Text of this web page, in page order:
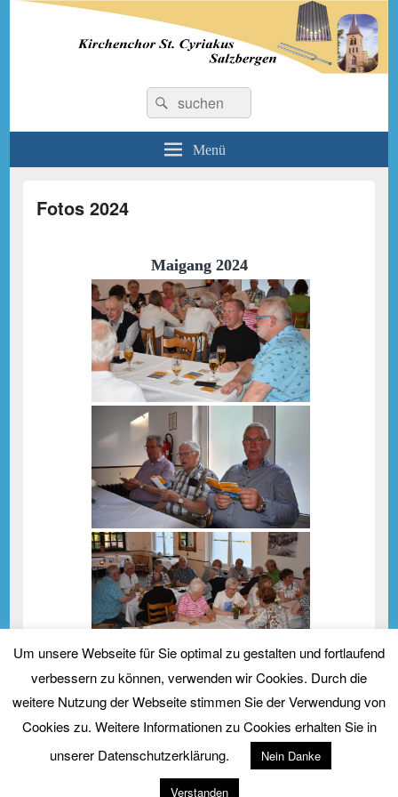
Kirchenchor St. Cyriakus
Salzbergen
Suchen
nach:
Suchen
Menü
Fotos 2024
Maigang 2024
« ‹ von2 › »
Kirchenchor St. Cyriakus Salzbergen
Um unsere Webseite für Sie optimal zu gestalten und fortlaufend
verbessern zu können, verwenden wir Cookies. Durch die
weitere Nutzung der Webseite stimmen Sie der Verwendung von
Cookies zu. Weitere Informationen zu Cookies erhalten Sie in
unserer Datenschutzerklärung.
Nein Danke
Verstanden